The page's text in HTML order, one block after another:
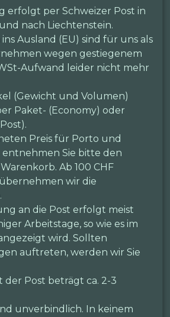
erfolgt per Schweizer Post in
nach Liechtenstein.
Ausland (EU) sind für uns als
wegen gestiegenem
Aufwand leider nicht mehr
(Gewicht und Volumen)
Paket- (Economy) oder
Preis für Porto und
Sie bitte den
Ab 100 CHF
wir die
an die Post erfolgt meist
Arbeitstage, so wie es im
wird. Sollten
auftreten, werden wir Sie
der Post beträgt ca. 2-3
unverbindlich. In keinem